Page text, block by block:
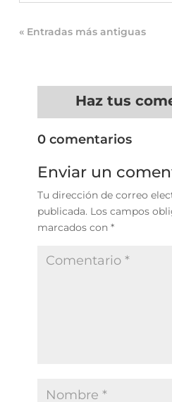
« Entradas más antiguas
Haz tus
0 comentarios
Enviar un
Tu dirección de correo
publicada. Los campos
marcados con *